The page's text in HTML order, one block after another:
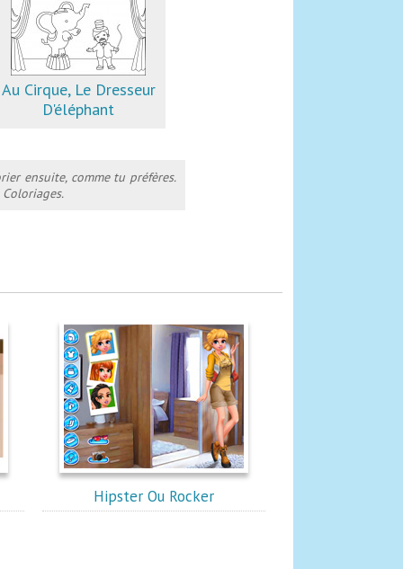
Au Cirque, Le Dresseur
D'éléphant
ensuite, comme tu préfères.
Hipster Ou Rocker